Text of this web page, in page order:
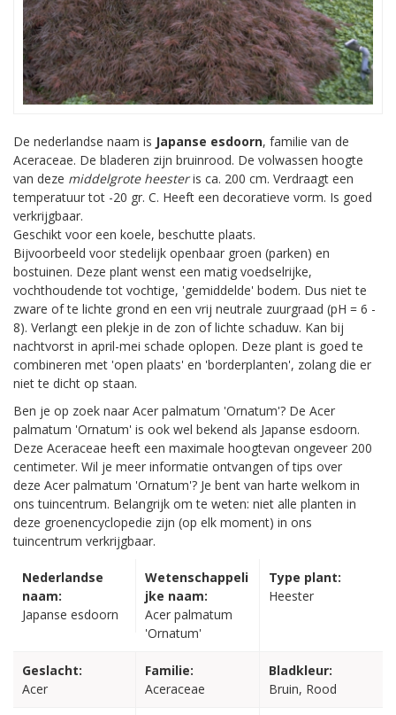
De nederlandse naam is Japanse esdoorn, familie van de
Aceraceae. De bladeren zijn bruinrood. De volwassen hoogte
van deze middelgrote heesteris ca. 200 cm. Verdraagt een
temperatuur tot -20 gr. C. Heeft een decoratieve vorm. Is goed
verkrijgbaar.
Geschikt voor een koele, beschutte plaats.
Bijvoorbeeld voor stedelijk openbaar groen (parken) en
bostuinen. Deze plant wenst een matig voedselrijke,
vochthoudende tot vochtige, 'gemiddelde' bodem. Dus niet te
zware of te lichte grond en een vrij neutrale zuurgraad (pH = 6 -
8). Verlangt een plekje in de zon of lichte schaduw. Kan bij
nachtvorst in april-mei schade oplopen. Deze plant is goed te
combineren met 'open plaats' en 'borderplanten', zolang die er
niet te dicht op staan.
Ben je op zoek naar Acer palmatum 'Ornatum'? De Acer
palmatum 'Ornatum' is ook wel bekend als Japanse esdoorn.
Deze Aceraceae heeft een maximale hoogtevan ongeveer 200
centimeter. Wil je meer informatie ontvangen of tips over
deze Acer palmatum 'Ornatum'? Je bent van harte welkom in
ons tuincentrum. Belangrijk om te weten: niet alle planten in
deze groenencyclopedie zijn (op elk moment) in ons
tuincentrum verkrijgbaar.
Nederlandse
naam:
Japanse esdoorn
Wetenschappeli
jke naam:
Acer palmatum
'Ornatum'
Type plant:
Heester
Geslacht:
Acer
Familie:
Aceraceae
Bladkleur:
Bruin, Rood